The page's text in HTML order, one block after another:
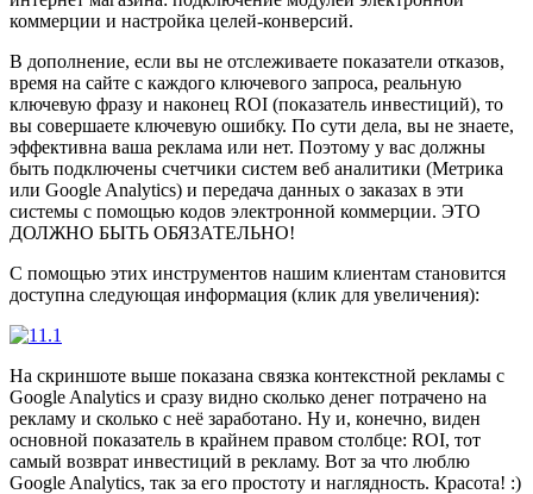
коммерции и настройка целей-конверсий.
В дополнение, если вы не отслеживаете показатели отказов,
время на сайте с каждого ключевого запроса, реальную
ключевую фразу и наконец ROI (показатель инвестиций), то
вы совершаете ключевую ошибку. По сути дела, вы не знаете,
эффективна ваша реклама или нет. Поэтому у вас должны
быть подключены счетчики систем веб аналитики (Метрика
или Google Analytics) и передача данных о заказах в эти
системы с помощью кодов электронной коммерции. ЭТО
ДОЛЖНО БЫТЬ ОБЯЗАТЕЛЬНО!
С помощью этих инструментов нашим клиентам становится
доступна следующая информация (клик для увеличения):
На скриншоте выше показана связка контекстной рекламы с
Google Analytics и сразу видно сколько денег потрачено на
рекламу и сколько с неё заработано. Ну и, конечно, виден
основной показатель в крайнем правом столбце: ROI, тот
самый возврат инвестиций в рекламу. Вот за что люблю
Google Analytics, так за его простоту и наглядность. Красота! :)